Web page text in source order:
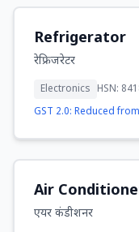
Refrigerator
रेफ्रिजरेटर
Electronics
HSN:
GST 2.0: Reduced
Air
एयर कंडीशनर